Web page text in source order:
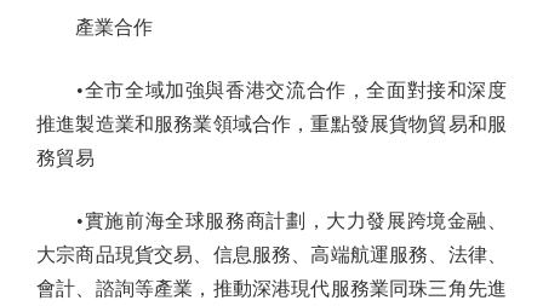
產業合作
•全市全域加強與香港交流合作，全面對接和深度
推進製造業和服務業領域合作，重點發展貨物貿易和服
務貿易
•實施前海全球服務商計劃，大力發展跨境金融、
大宗商品現貨交易、信息服務、高端航運服務、法律、
會計、諮詢等產業，推動深港現代服務業同珠三角先進